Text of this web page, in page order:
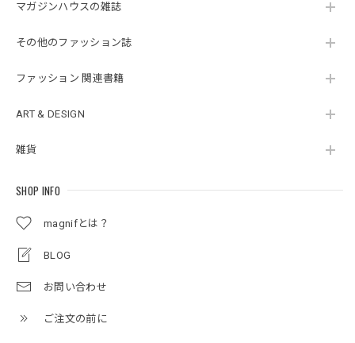
マガジンハウスの雑誌
その他のファッション誌
ファッション 関連書籍
ART & DESIGN
雑貨
SHOP INFO
magnifとは？
BLOG
お問い合わせ
ご注文の前に